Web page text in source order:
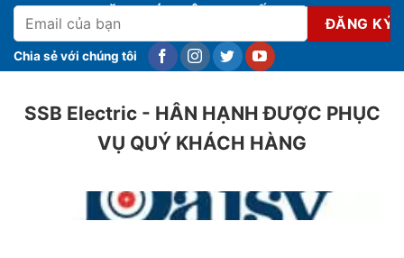
ĐĂNG KÝ NHẬN KHUYẾN MẠI
Chia sẻ với chúng tôi
SSB Electric - HÂN HẠNH ĐƯỢC PHỤC
VỤ QUÝ KHÁCH HÀNG